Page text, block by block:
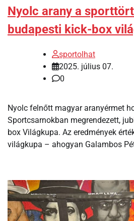
Nyolc arany a
budapesti kick-box
sportolhat
2025. július 07.
0
Nyolc felnőtt magyar aranyérmet
Sportcsarnokban megrendezett,
box Világkupa. Az eredmények
világkupa – ahogyan Galambos